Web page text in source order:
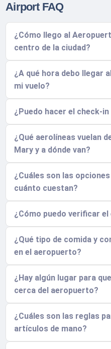
Airport FAQ
¿Cómo llego al
centro de la ciudad?
¿A qué hora debo llegar
mi vuelo?
¿Puedo hacer el check-
¿Qué aerolíneas vuelan
Mary y a dónde van?
¿Cuáles son las
cuánto cuestan?
¿Cómo puedo verificar
¿Qué tipo de comida y
en el aeropuerto?
¿Hay algún lugar para
cerca del aeropuerto?
¿Cuáles son las reglas
artículos de mano?